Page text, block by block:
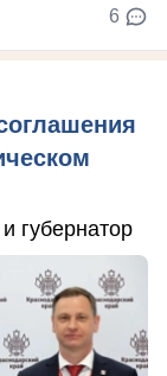
6
губернатор